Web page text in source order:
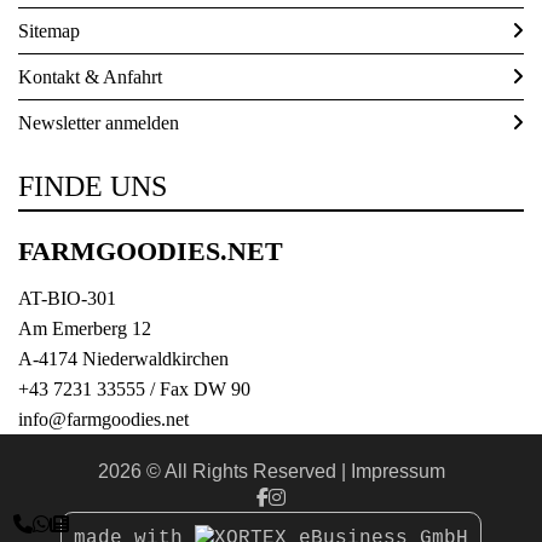

Sitemap
Kontakt & Anfahrt
Newsletter anmelden
FINDE UNS
FARMGOODIES.NET
AT-BIO-301
Am Emerberg 12
A-4174 Niederwaldkirchen
+43 7231 33555 / Fax DW 90
info@farmgoodies.net
2026 © All Rights Reserved Impressum